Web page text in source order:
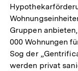
Gruppen
000 Wohnungen
Sog der
werden privat